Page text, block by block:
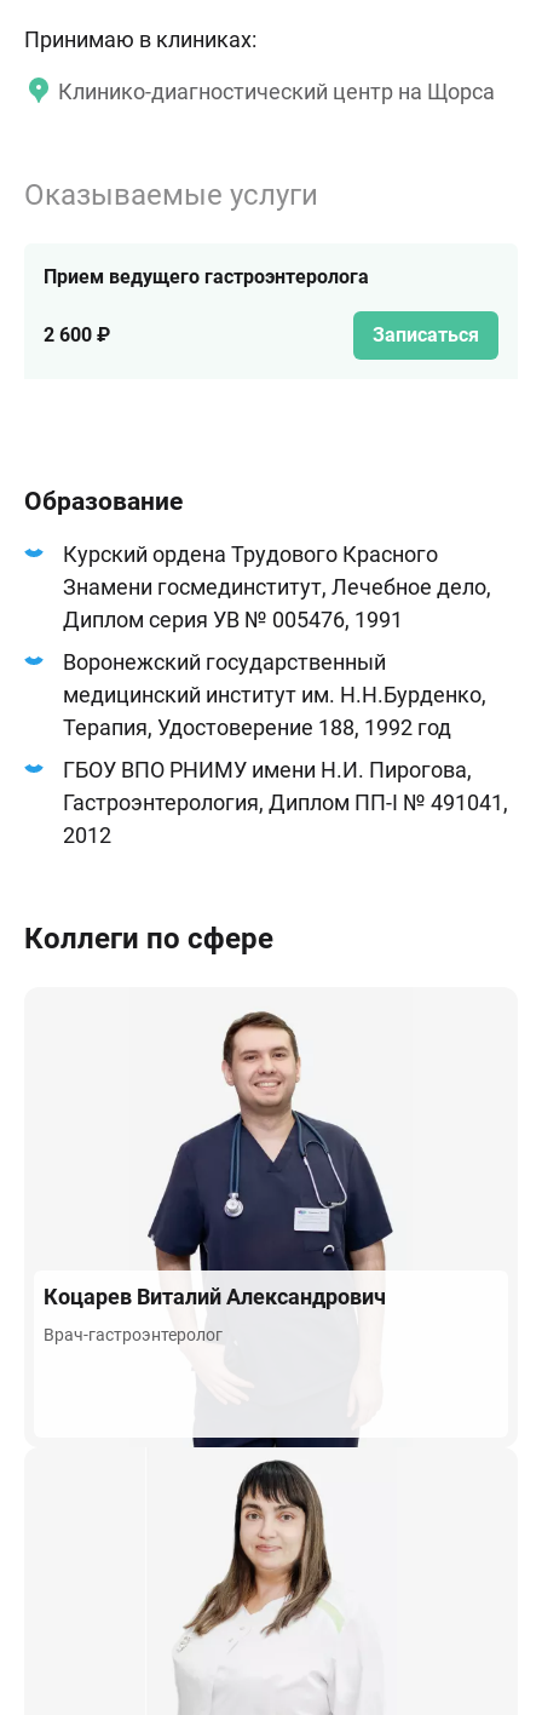
Принимаю в клиниках:
Клинико-диагностический центр на Щорса
Оказываемые услуги
Прием ведущего гастроэнтеролога
2 600 ₽ Записаться
Образование
Курский ордена Трудового Красного
Знамени госмединститут, Лечебное дело,
Диплом серия УВ № 005476, 1991
Воронежский государственный
медицинский институт им. Н.Н.Бурденко,
Терапия, Удостоверение 188, 1992 год
ГБОУ ВПО РНИМУ имени Н.И. Пирогова,
Гастроэнтерология, Диплом ПП-I № 491041,
2012
Коллеги по сфере
Коцарев Виталий Александрович
Врач-гастроэнтеролог